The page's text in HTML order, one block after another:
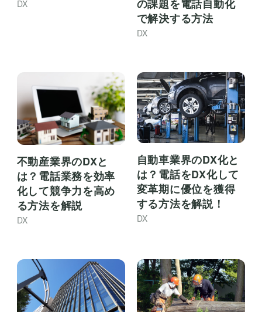
DX
の課題を電話自動化
で解決する方法
DX
不動産業界のDXと
は？電話業務を効率
化して競争力を高め
る方法を解説
DX
自動車業界のDX化と
は？電話をDX化して
変革期に優位を獲得
する方法を解説！
DX